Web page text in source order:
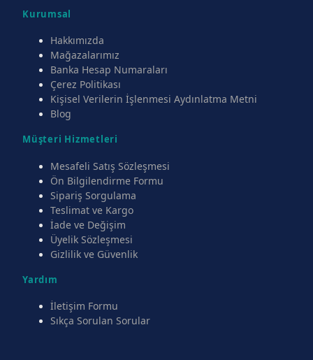
Kurumsal
Hakkımızda
Mağazalarımız
Banka Hesap Numaraları
Çerez Politikası
Kişisel Verilerin İşlenmesi Aydınlatma Metni
Blog
Müşteri Hizmetleri
Mesafeli Satış Sözleşmesi
Ön Bilgilendirme Formu
Sipariş Sorgulama
Teslimat ve Kargo
İade ve Değişim
Üyelik Sözleşmesi
Gizlilik ve Güvenlik
Yardım
İletişim Formu
Sıkça Sorulan Sorular